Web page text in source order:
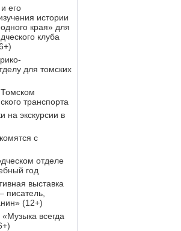
его
истории
края» для
клуба
для томских
транспорта
на экскурсии в
с
отделе
год
выставка
(12+)
всегда